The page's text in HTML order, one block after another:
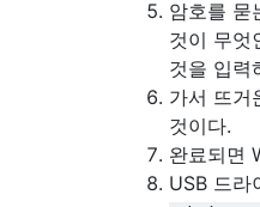
암호를 묻
것이 무엇
것을 입력
가서 뜨거
것이다.
완료되면
USB 드라